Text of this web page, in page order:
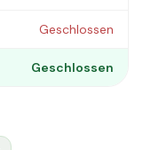
Geschlossen
Geschlossen